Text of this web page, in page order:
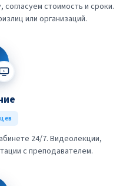
стоимость и сроки.
или организаций.
24/7. Видеолекции,
с преподавателем.